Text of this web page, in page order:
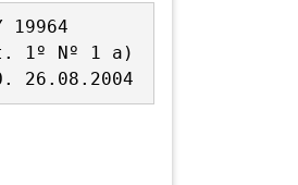
19964
1º Nº 1 a)
26.08.2004